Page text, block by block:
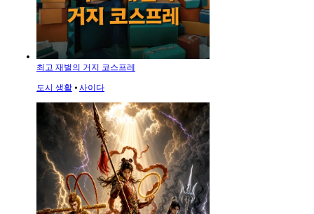
최고 재벌의 거지 코스프레
도시 생활 ⦁ 사이다